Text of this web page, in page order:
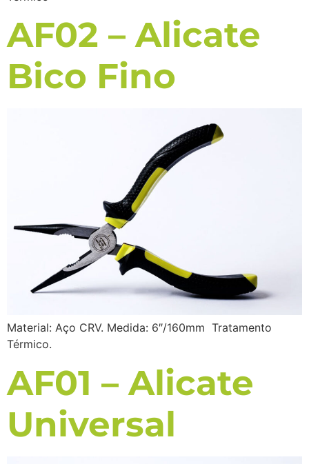
AF02 – Alicate
Bico Fino
Material: Aço CRV. Medida: 6″/160mm Tratamento
Térmico.
AF01 – Alicate
Universal